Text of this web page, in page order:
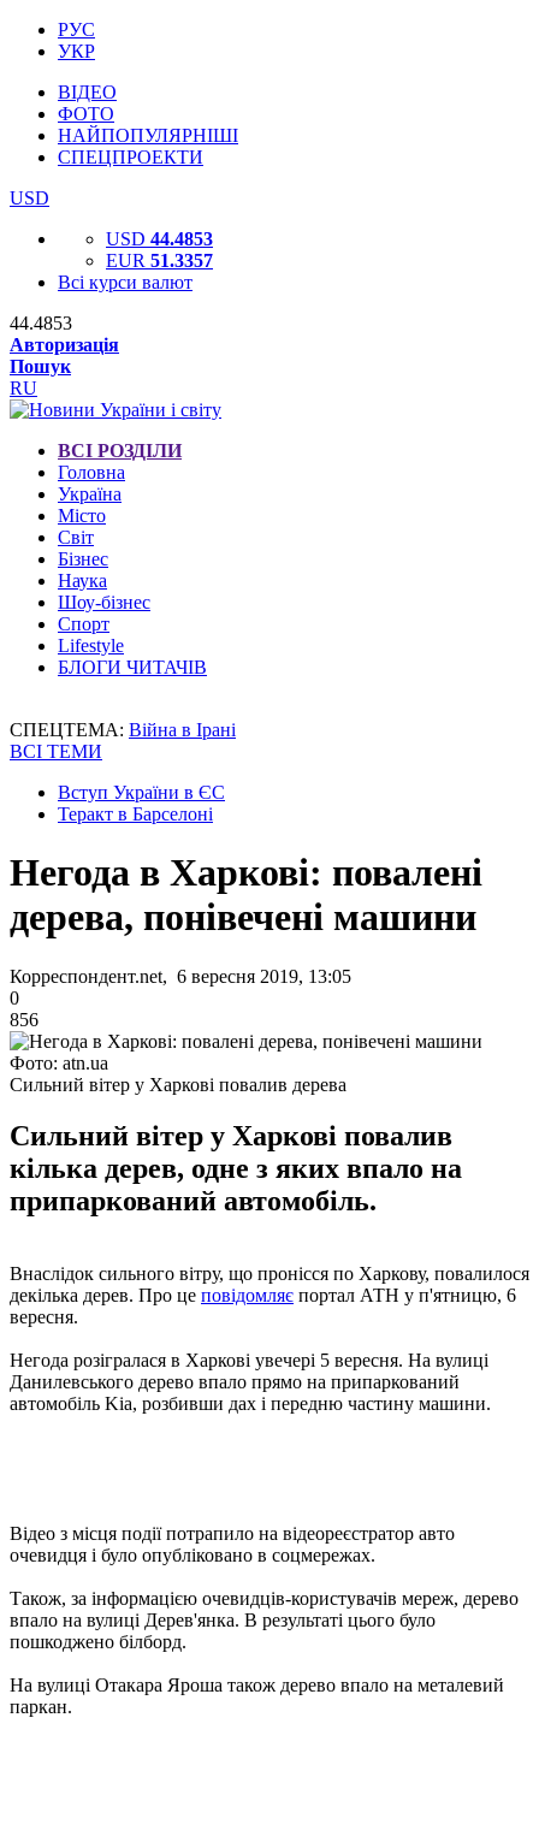
РУС
УКР
ВІДЕО
ФОТО
НАЙПОПУЛЯРНІШІ
СПЕЦПРОЕКТИ
USD
USD 44.4853
EUR 51.3357
Всі курси валют
44.4853
Авторизація
Пошук
RU
ВСІ РОЗДІЛИ
Головна
Україна
Місто
Світ
Бізнес
Наука
Шоу-бізнес
Спорт
Lifestyle
БЛОГИ ЧИТАЧІВ
СПЕЦТЕМА: Війна в Ірані
ВСІ ТЕМИ
Вступ України в ЄС
Теракт в Барселоні
Негода в Харкові: повалені
дерева, понівечені машини
Корреспондент.net, 6 вересня 2019, 13:05
0
856
Фото: atn.ua
Сильний вітер у Харкові повалив дерева
Сильний вітер у Харкові повалив
кілька дерев, одне з яких впало на
припаркований автомобіль.
Внаслідок сильного вітру, що пронісся по Харкову, повалилося
декілька дерев. Про це повідомляє портал АТН у п'ятницю, 6
вересня.
Негода розігралася в Харкові увечері 5 вересня. На вулиці
Данилевського дерево впало прямо на припаркований
автомобіль Kia, розбивши дах і передню частину машини.
Відео з місця події потрапило на відеореєстратор авто
очевидця і було опубліковано в соцмережах.
Також, за інформацією очевидців-користувачів мереж, дерево
впало на вулиці Дерев'янка. В результаті цього було
пошкоджено білборд.
На вулиці Отакара Яроша також дерево впало на металевий
паркан.